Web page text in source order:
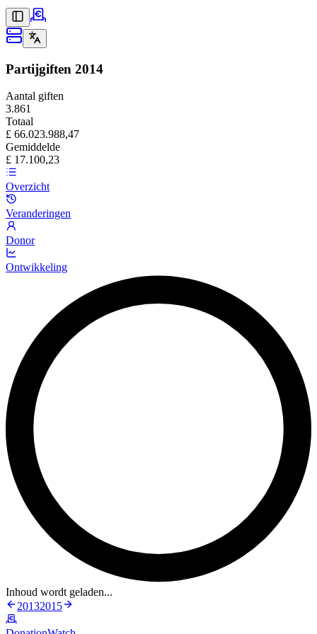
Partijgiften 2014
Aantal giften
3.861
Totaal
£ 66.023.988,47
Gemiddelde
£ 17.100,23
Overzicht
Veranderingen
Donor
Ontwikkeling
Inhoud wordt geladen...
20132015